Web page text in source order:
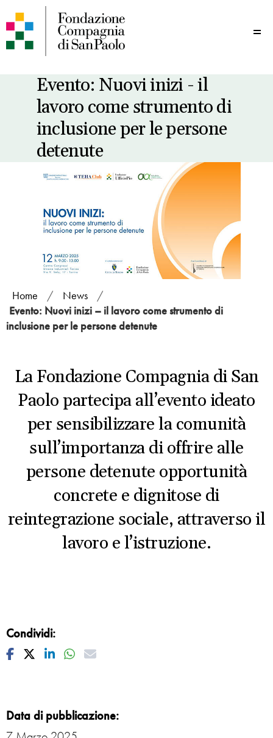
Evento: Nuovi inizi - il
lavoro come strumento di
inclusione per le persone
detenute
Home / News
/
Evento: Nuovi inizi – il lavoro come strumento di
inclusione per le persone detenute
La Fondazione Compagnia di San
Paolo partecipa all’evento ideato
per sensibilizzare la comunità
sull’importanza di offrire alle
persone detenute opportunità
concrete e dignitose di
reintegrazione sociale, attraverso il
lavoro e l’istruzione.
Condividi:
Facebook
TwitterLinkedinWhatsapp
Mail
Data di pubblicazione: